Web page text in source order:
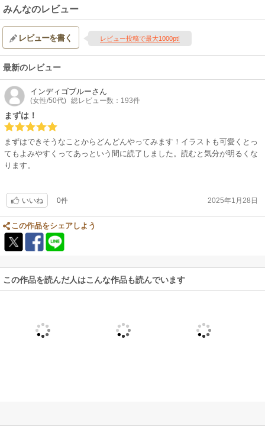
みんなのレビュー
レビューを書く レビュー投稿で最大1000pt!
最新のレビュー
インディゴブルーさん
(女性/50代) 総レビュー数：193件
まずは！
まずはできそうなことからどんどんやってみます！イラストも可愛くとっ
てもよみやすくってあっという間に読了しました。読むと気分が明るくな
ります。
いいね 0件 2025年1月28日
この作品をシェアしよう
この作品を読んだ人はこんな作品も読んでいます